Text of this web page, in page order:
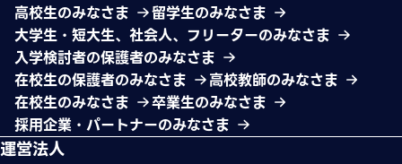
高校生のみなさま
留学生のみなさま
大学生・短大生、社会人、フリーターのみなさま
入学検討者の保護者のみなさま
在校生の保護者のみなさま
高校教師のみなさま
在校生のみなさま
卒業生のみなさま
採用企業・パートナーのみなさま
運営法人